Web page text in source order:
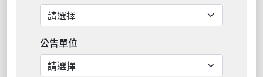
公告單位